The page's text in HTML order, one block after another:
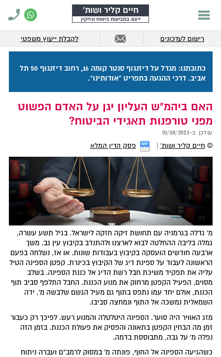
חיים קליר ושות'
ייצוג בתביעות ביטוח ונזיקין
רישום לעדכונים לקבלת ייעוץ משפטי
כתובתנו: מגדל על דיזנגוף סנטר קומה 16, רחוב דיזנגוף 50 תל
אביב. דרכי ההגעה בתפריט "אודותינו".
האם ביהמ"ש העליון יגן על האדם הפשוט
מפני טורפנות תאגידי הביטוח?
עודכן ב-01/08/2023
© חיים קליר ושות' פסק הדין המלא
מ' גדלה בגרמניה עם תחושת זיקה חזקה לישראל. בגיל תשע עשרה,
גמלה בליבה ההחלטה לבוא לארצנו ולהתנדב בקיבוץ עין גב. משך
ארבעה חודשים הועסקה בקיבוץ בעבודות שונות. או אז, נשלחה בפעם
הראשונה לעבוד על ספינת דיג של הקיבוץ בכינרת. קפטן הספינה הטיל
עליה את תפקיד משיכת חבל רשת הדיג אל כננת הספינה. בשלב
מסוים, הפעיל הקפטן מרחוק את מנוע הכננת. החבל התלפף סביב תוף
הכננת, אולם יחד עמו נתפס בתוף גם מעיל הגשם שלבשה מ'. ידה
השמאלית נמשכה אל התוף ונמחצה סביבו.
מזג האוויר היה סוער. הספינה היטלטלה והמנוע רעש. לפיכך רק כעבור
זמן מה הבחין הקפטן בתאונה והפסיק את פעולת הכננת. בזמן הזה
נפלה מ' על גבה, מתבוססת בדמה.
כשהגיעה הספינה אל החוף, פונתה מ' במסוק לרמב"ם ועברה ניתוח